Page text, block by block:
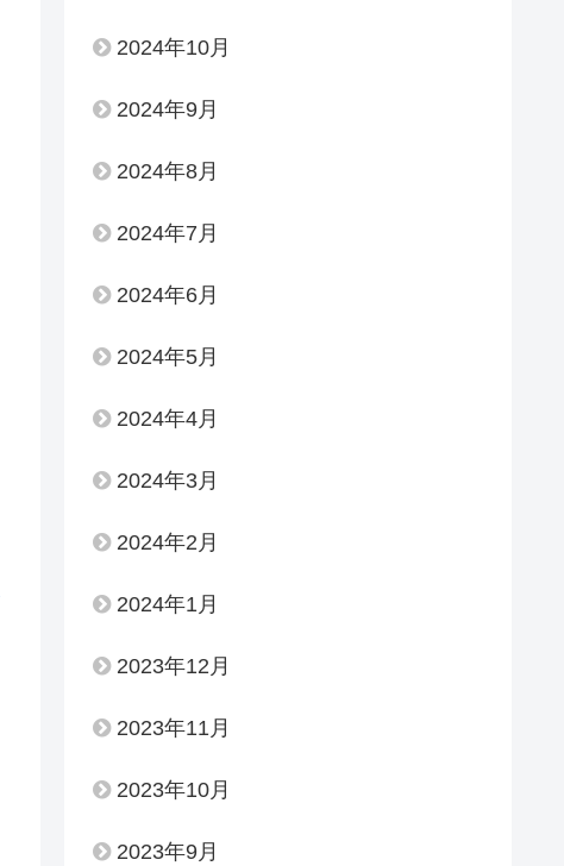
2024年10月
2024年9月
2024年8月
2024年7月
2024年6月
2024年5月
2024年4月
2024年3月
2024年2月
2024年1月
2023年12月
2023年11月
2023年10月
2023年9月